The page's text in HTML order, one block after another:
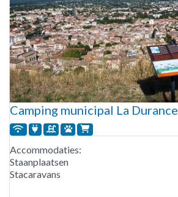
Camping municipal La Durance
Accommodaties:
Staanplaatsen
Stacaravans